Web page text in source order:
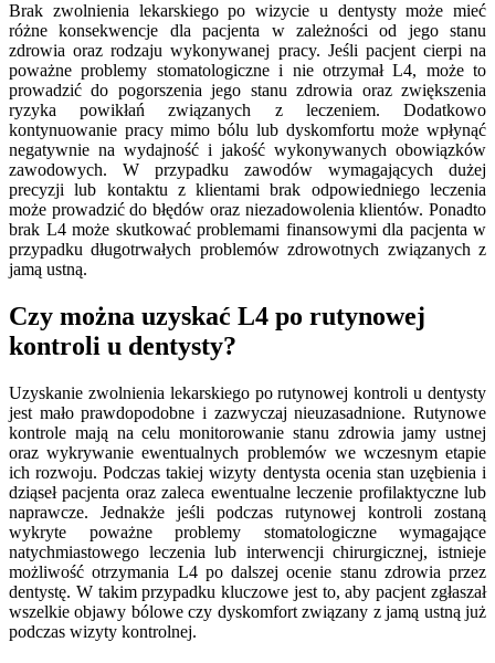
Brak zwolnienia lekarskiego po wizycie u dentysty może mieć
różne konsekwencje dla pacjenta w zależności od jego stanu
zdrowia oraz rodzaju wykonywanej pracy. Jeśli pacjent cierpi na
poważne problemy stomatologiczne i nie otrzymał L4, może to
prowadzić do pogorszenia jego stanu zdrowia oraz zwiększenia
ryzyka powikłań związanych z leczeniem. Dodatkowo
kontynuowanie pracy mimo bólu lub dyskomfortu może wpłynąć
negatywnie na wydajność i jakość wykonywanych obowiązków
zawodowych. W przypadku zawodów wymagających dużej
precyzji lub kontaktu z klientami brak odpowiedniego leczenia
może prowadzić do błędów oraz niezadowolenia klientów. Ponadto
brak L4 może skutkować problemami finansowymi dla pacjenta w
przypadku długotrwałych problemów zdrowotnych związanych z
jamą ustną.
Czy można uzyskać L4 po rutynowej
kontroli u dentysty?
Uzyskanie zwolnienia lekarskiego po rutynowej kontroli u dentysty
jest mało prawdopodobne i zazwyczaj nieuzasadnione. Rutynowe
kontrole mają na celu monitorowanie stanu zdrowia jamy ustnej
oraz wykrywanie ewentualnych problemów we wczesnym etapie
ich rozwoju. Podczas takiej wizyty dentysta ocenia stan uzębienia i
dziąseł pacjenta oraz zaleca ewentualne leczenie profilaktyczne lub
naprawcze. Jednakże jeśli podczas rutynowej kontroli zostaną
wykryte poważne problemy stomatologiczne wymagające
natychmiastowego leczenia lub interwencji chirurgicznej, istnieje
możliwość otrzymania L4 po dalszej ocenie stanu zdrowia przez
dentystę. W takim przypadku kluczowe jest to, aby pacjent zgłaszał
wszelkie objawy bólowe czy dyskomfort związany z jamą ustną już
podczas wizyty kontrolnej.